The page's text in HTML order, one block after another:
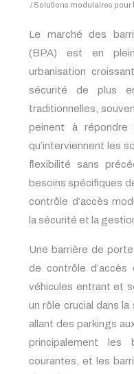
/ Solutions modulaires pour
Le marché des
(BPA) est en
urbanisation
sécurité de plus
traditionnelles,
peinent à
qu’interviennent les
flexibilité sans
besoins spécifiques
contrôle d’accès
la sécurité et la
Une barrière de
de contrôle
véhicules entrant et
un rôle crucial dans
allant des parkings
principalement les
courantes, et les